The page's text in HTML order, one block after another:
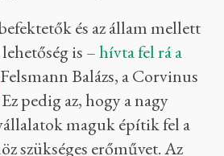
és az állam mellett
is –hívta fel rá a
Felsmann Balázs, a Corvinus
pedig az, hogy a nagy
maguk építik fel a
szükséges erőművet. Az